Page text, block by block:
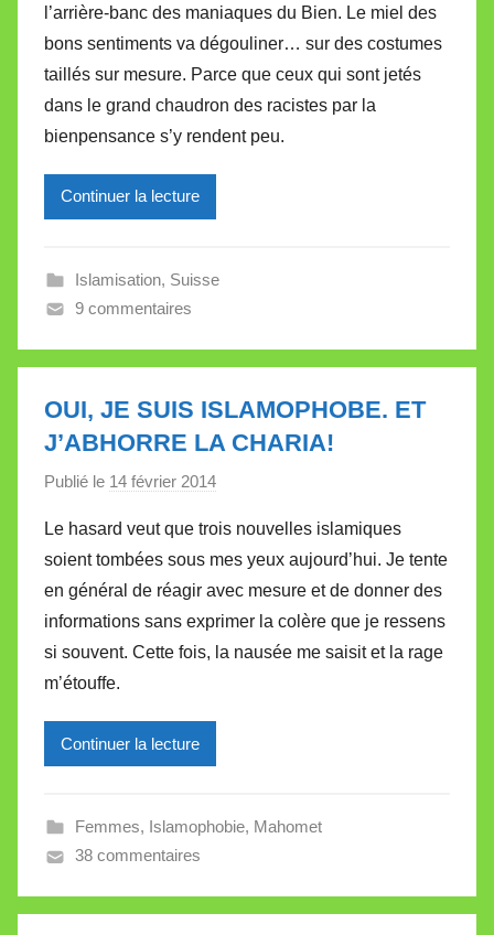
i
r
e
i
l
V
l
e
l’arrière-banc des maniaques du Bien. Le miel des
bons sentiments va dégouliner… sur des costumes
taillés sur mesure. Parce que ceux qui sont jetés
dans le grand chaudron des racistes par la
bienpensance s’y rendent peu.
Continuer la lecture
Islamisation, Suisse
9 commentaires
OUI, JE SUIS ISLAMOPHOBE. ET
J’ABHORRE LA CHARIA!
Publié le 14 février 2014
r
M
i
r
e
a
e
Le hasard veut que trois nouvelles islamiques
soient tombées sous mes yeux aujourd’hui. Je tente
en général de réagir avec mesure et de donner des
informations sans exprimer la colère que je ressens
si souvent. Cette fois, la nausée me saisit et la rage
m’étouffe.
Continuer la lecture
Femmes, Islamophobie, Mahomet
38 commentaires